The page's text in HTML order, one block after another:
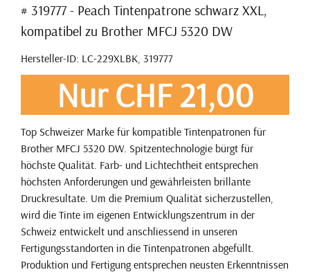
# 319777 - Peach Tintenpatrone schwarz XXL,
kompatibel zu Brother MFCJ 5320 DW
Hersteller-ID: LC-229XLBK, 319777
Nur CHF 21,00
Top Schweizer Marke für kompatible Tintenpatronen für
Brother MFCJ 5320 DW. Spitzentechnologie bürgt für
höchste Qualität. Farb- und Lichtechtheit entsprechen
höchsten Anforderungen und gewährleisten brillante
Druckresultate. Um die Premium Qualität sicherzustellen,
wird die Tinte im eigenen Entwicklungszentrum in der
Schweiz entwickelt und anschliessend in unseren
Fertigungsstandorten in die Tintenpatronen abgefüllt.
Produktion und Fertigung entsprechen neusten Erkenntnissen